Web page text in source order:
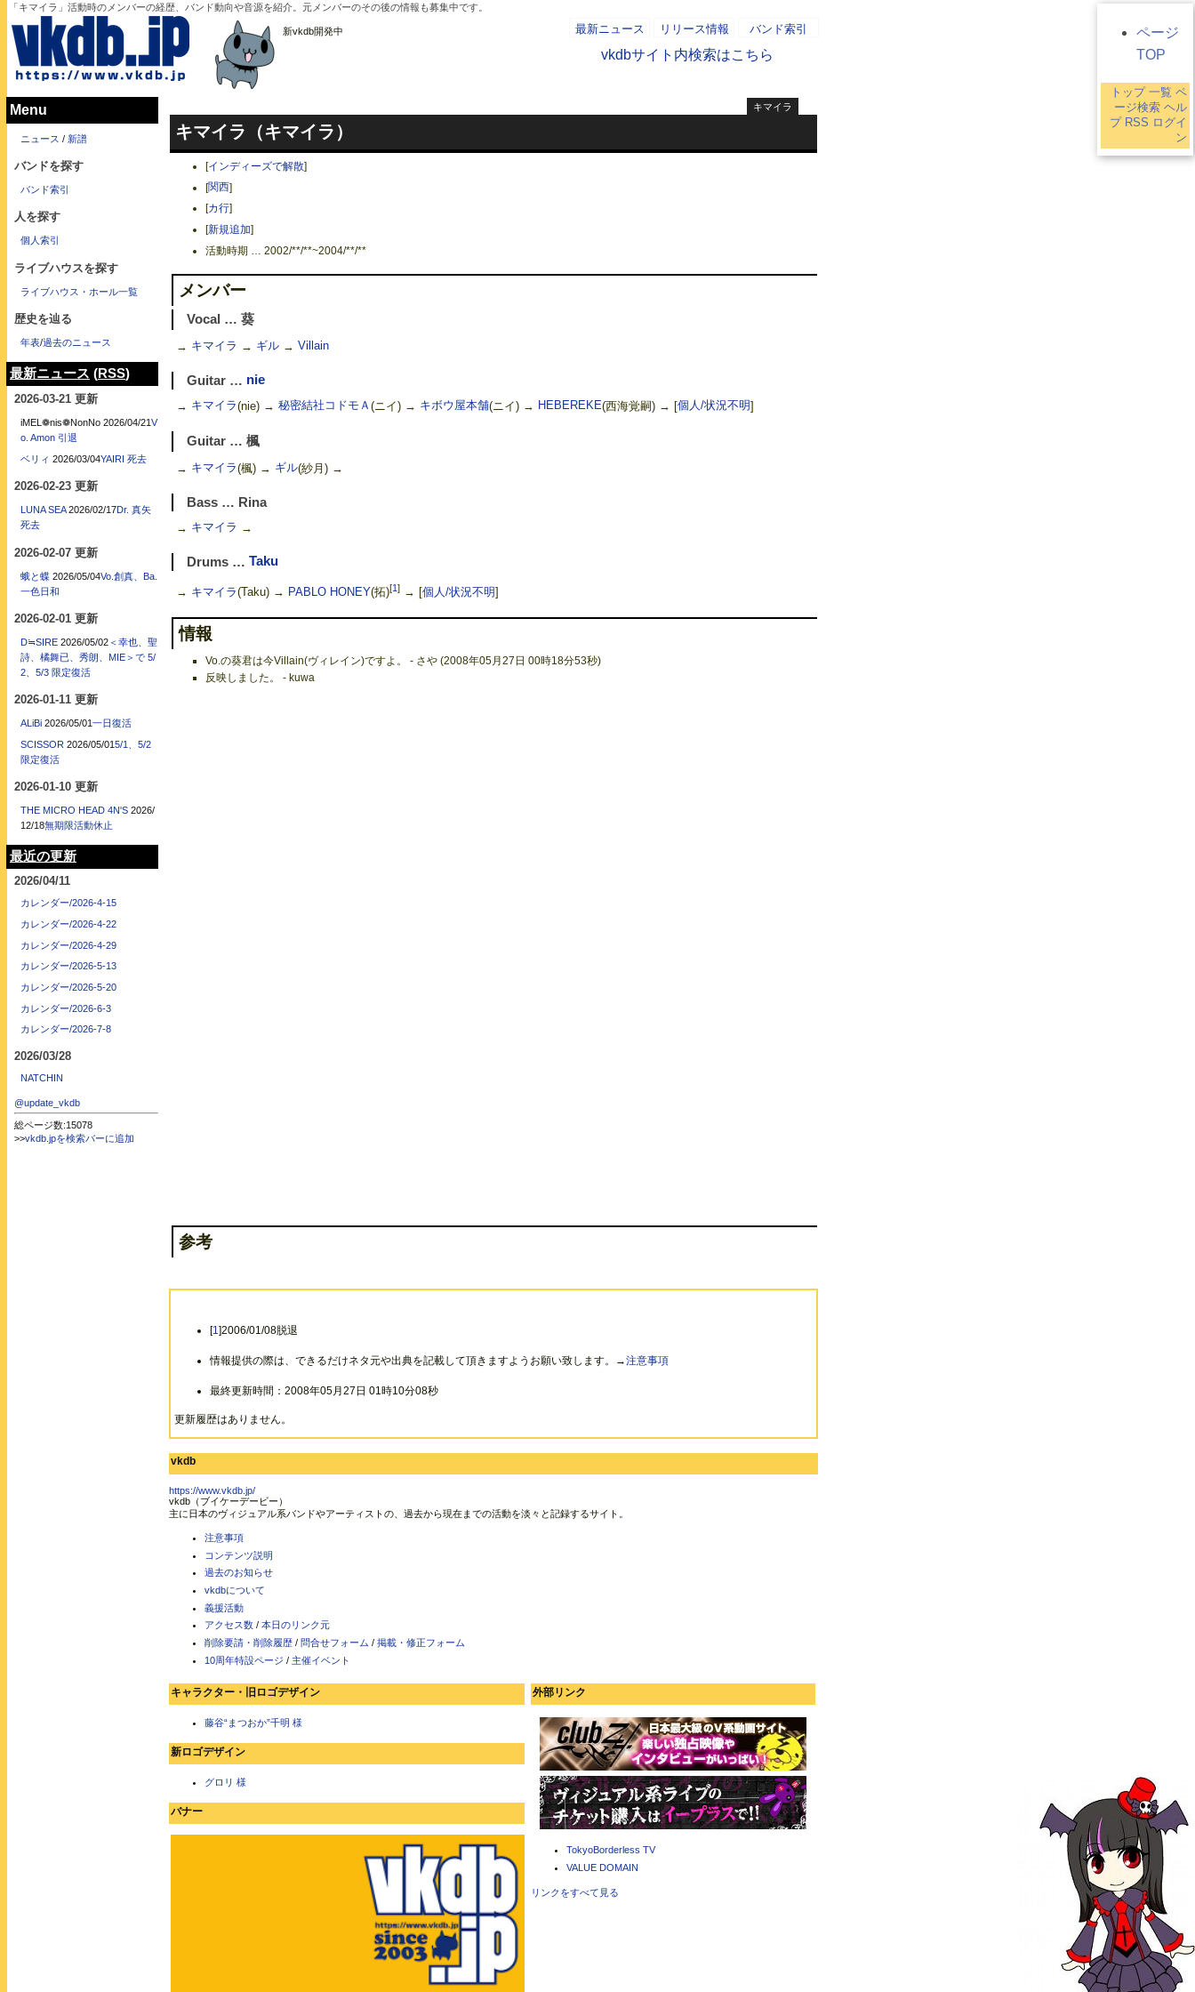
「キマイラ」活動時のメンバーの経歴、バンド動向や音源を紹介。元メンバーのその後の情報も募集中です。
新vkdb開発中 最新ニュース リリース情報 バンド索引
vkdbサイト内検索はこちら
キマイラ
キマイラ（キマイラ）
[インディーズで解散]
[関西]
[カ行]
[新規追加]
活動時期 … 2002/**/**~2004/**/**
メンバー
Vocal … 葵
→ キマイラ → ギル→ Villain
Guitar … nie
→ キマイラ(nie) → 秘密結社コドモＡ (ニイ) → キボウ屋本舗(ニイ) → HEBEREKE(西海覚嗣) → [個人/状況不明]
Guitar … 楓
→ キマイラ(楓) → ギル(紗月) →
Bass … Rina
→ キマイラ →
Drums … Taku
→ キマイラ(Taku) → PABLO HONEY(拓)[1]→ [個人/状況不明]
情報
Vo.の葵君は今Villain(ヴィレイン)ですよ。 - さや (2008年05月27日 00時18分53秒)
反映しました。 - kuwa
参考
[1]2006/01/08脱退
情報提供の際は、できるだけネタ元や出典を記載して頂きますようお願い致します。→注意事項
最終更新時間：2008年05月27日 01時10分08秒
更新履歴はありません。
vkdb
https://www.vkdb.jp/
vkdb（ブイケーデービー）
主に日本のヴィジュアル系バンドやアーティストの、過去から現在までの活動を淡々と記録するサイト。
注意事項
コンテンツ説明
過去のお知らせ
vkdbについて
義援活動
アクセス数 / 本日のリンク元
削除要請・削除履歴 / 問合せフォーム / 掲載・修正フォーム
10周年特設ページ / 主催イベント
キャラクター・旧ロゴデザイン
藤谷“まつおか”千明 様
新ロゴデザイン
グロリ 様
バナー
外部リンク
TokyoBorderless TV
VALUE DOMAIN
リンクをすべて見る
Menu
ニュース / 新譜
バンドを探す
バンド索引
人を探す
個人索引
ライブハウスを探す
ライブハウス・ホール一覧
歴史を辿る
年表/過去のニュース
最新ニュース (RSS)
2026-03-21 更新
iMEL❁nis❁NonNo 2026/04/21 V
o. Amon 引退
ベリィ 2026/03/04YAIRI 死去
2026-02-23 更新
LUNA SEA 2026/02/17Dr. 真矢
死去
2026-02-07 更新
蛾と蝶 2026/05/04Vo.創真、Ba.
一色日和
2026-02-01 更新
D≒SIRE 2026/05/02＜幸也、聖
詩、橘舞已、秀朗、MIE＞で 5/
2、5/3 限定復活
2026-01-11 更新
ALiBi 2026/05/01一日復活
SCISSOR 2026/05/015/1、5/2
限定復活
2026-01-10 更新
THE MICRO HEAD 4N'S 2026/
12/18無期限活動休止
最近の更新
2026/04/11
カレンダー/2026-4-15
カレンダー/2026-4-22
カレンダー/2026-4-29
カレンダー/2026-5-13
カレンダー/2026-5-20
カレンダー/2026-6-3
カレンダー/2026-7-8
2026/03/28
NATCHIN
@update_vkdb
総ページ数:15078
>>vkdb.jpを検索バーに追加
ページ
TOP
トップ 一覧 ペ
ージ検索 ヘル
プ RSS ログイ
ン